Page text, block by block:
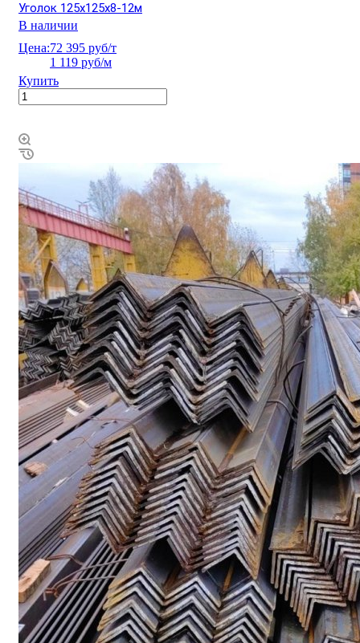
Уголок 125х125х8-12м
В наличии
Цена:72 395 руб/т
1 119 руб/м
Купить